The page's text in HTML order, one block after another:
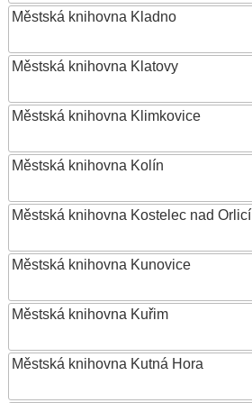
Městská knihovna Kladno
Městská knihovna Klatovy
Městská knihovna Klimkovice
Městská knihovna Kolín
Městská knihovna Kostelec nad Orlicí
Městská knihovna Kunovice
Městská knihovna Kuřim
Městská knihovna Kutná Hora